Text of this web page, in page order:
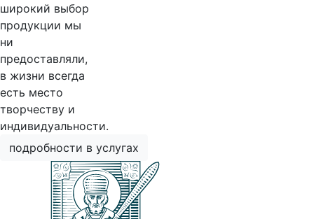
широкий выбор
продукции мы
ни
предоставляли,
в жизни всегда
есть место
творчеству и
индивидуальности.
подробности в услугах